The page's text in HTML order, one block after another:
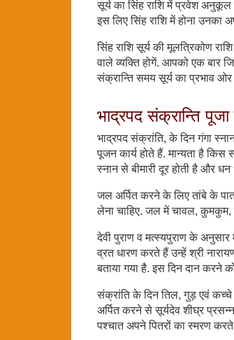
सूर्य का सिंह राशि में प्रवेश अनुकूल
इस लिए सिंह राशि में होना उनका
सिंह राशि सूर्य की मूलत्रिकोण
वाले व्यक्ति होगें. आपको एक बार
संक्रान्ति समय सूर्य का प्रभाव
भाद्रपद संक्रान्ति
भाद्रपद संक्रांति, के दिन गंगा
पूजन कार्य होते हैं. मान्यता है किस
स्नान से बीमारी दूर होती है और
जल अर्पित करने के लिए तांबे के
लेना चाहिए. जल में चावल, कुमकुम,
देवी पुराण व मत्स्यपुराण के
व्रत धारण करते हैं उन्हें श्री
बताया गया है. इस दिन दान करने
संक्रांति के दिन तिल, गुड़ एवं कच्चे
अर्पित करने से सूर्यदेव शीघ्र
पश्चात अपने पितरों का स्मरण